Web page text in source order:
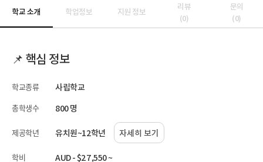
학교 소개 학업정보 지원 정보
리뷰
(0)
문의
(0)
📌 핵심 정보
학교종류 사립학교
총학생수 800 명
제공학년 유치원~12학년 자세히 보기
학비 AUD - $27,550 ~